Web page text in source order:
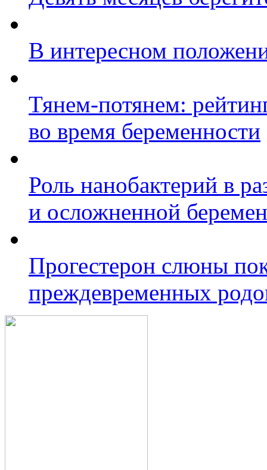
В интересном
Тянем-потянем:
во время беременности
Роль нанобактерий в
и осложненной
Прогестерон слюны
преждевременных